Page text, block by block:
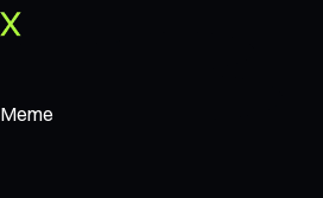
Meme